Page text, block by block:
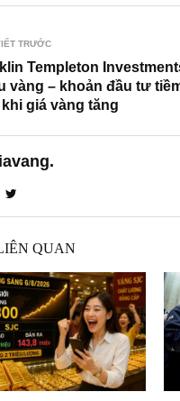
TRƯỚC
Templeton
vàng – khoản đầu tư
giá vàng tăng
QUAN